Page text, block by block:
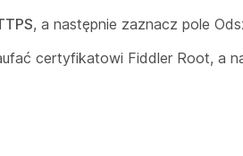
, a następnie zaznacz pole
certyfikatowi Fiddler Root, a